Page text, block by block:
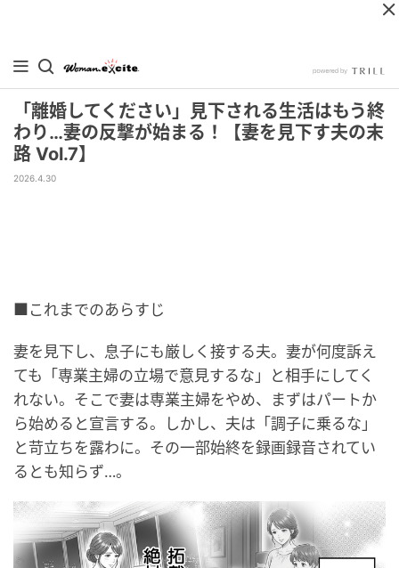
「離婚してください」見下される生活はもう終
わり…妻の反撃が始まる！【妻を見下す夫の末
路 Vol.7】
2026.4.30
■これまでのあらすじ
妻を見下し、息子にも厳しく接する夫。妻が何度訴え
ても「専業主婦の立場で意見するな」と相手にしてく
れない。そこで妻は専業主婦をやめ、まずはパートか
ら始めると宣言する。しかし、夫は「調子に乗るな」
と苛立ちを露わに。その一部始終を録画録音されてい
るとも知らず…。